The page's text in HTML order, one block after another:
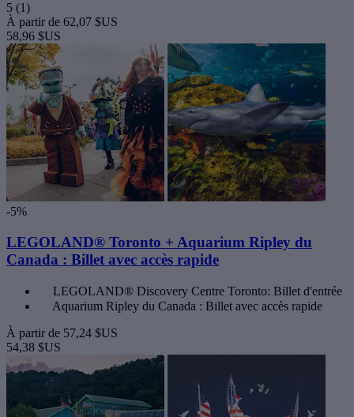
5 (1)
À partir de 62,07 $US
58,96 $US
-5%
LEGOLAND® Toronto + Aquarium Ripley du
Canada : Billet avec accès rapide
LEGOLAND® Discovery Centre Toronto: Billet d'entrée
Aquarium Ripley du Canada : Billet avec accès rapide
À partir de 57,24 $US
54,38 $US